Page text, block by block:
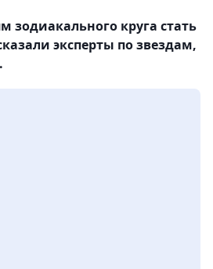
зодиакального круга стать
эксперты по звездам,